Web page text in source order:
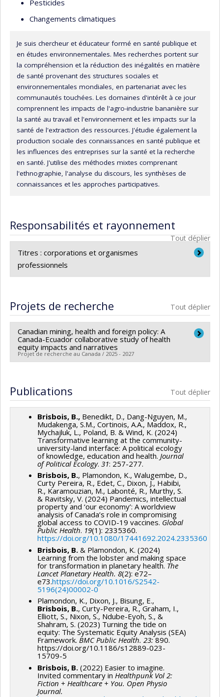
Pesticides
Changements climatiques
Je suis chercheur et éducateur formé en santé publique et
en études environnementales. Mes recherches portent sur
la compréhension et la réduction des inégalités en matière
de santé provenant des structures sociales et
environnementales mondiales, en partenariat avec les
communautés touchées. Les domaines d'intérêt à ce jour
comprennent les impacts de l'agro-industrie bananière sur
la santé au travail et l'environnement et les impacts sur la
santé de l'extraction des ressources. J'étudie également la
production sociale des connaissances en santé publique et
les influences des entreprises sur la santé et la recherche
en santé. J'utilise des méthodes mixtes comprenant
l'ethnographie, l'analyse du discours, les synthèses de
connaissances et les approches participatives.
Responsabilités et rayonnement
Tout déplier
Titres : corporations et organismes
professionnels
écosystémiques de la santé - Canada
Mouvement populaire pour la santé
Projets de recherche Tout déplier
Canadian mining, health and foreign policy: A
Canada-Ecuador collaborative study of health
equity impacts and narratives
Projet de recherche au Canada / 2025 - 2027
en santé du Canada
Programmes de subvention :PVXXXXXX-Subvention
Publications Tout déplier
Brisbois, B., Benedikt, D., Dang-Nguyen, M.,
Mudakenga, S.M., Cortinois, A.A., Maddox, R.,
Mychajluk, L., Poland, B. & Wind, K. (2024)
Transformative learning at the community-
university-land interface: A political ecology
of knowledge, education and health. Journal
of Political Ecology. 31: 257-277.
Brisbois, B., Plamondon, K., Walugembe, D.,
Curty Pereira, R., Edet, C., Dixon, J., Habibi,
R., Karamouzian, M., Labonté, R., Murthy, S.
& Ravitsky, V. (2024) Pandemics, intellectual
property and ‘our economy’: A worldview
analysis of Canada’s role in compromising
global access to COVID-19 vaccines. Global
Public Health. 19(1): 2335360.
https://doi.org/10.1080/17441692.2024.2335360
Brisbois, B. & Plamondon, K. (2024)
Learning from the lobster and making space
for transformation in planetary health. The
Lancet Planetary Health. 8(2): e72–
e73.https://doi.org/10.1016/S2542-
5196(24)00002-0
Plamondon, K., Dixon, J., Bisung, E.,
Brisbois, B., Curty-Pereira, R., Graham, I.,
Elliott, S., Nixon, S., Ndube-Eyoh, S., &
Shahram, S. (2023) Turning the tide on
equity: The Systematic Equity Analysis (SEA)
Framework. BMC Public Health. 23:890.
https://doi.org/10.1186/s12889-023-
15709-5
Brisbois, B. (2022) Easier to imagine.
Invited commentary in Healthpunk Vol 2:
Fiction + Healthcare + You. Open Physio
Journal.